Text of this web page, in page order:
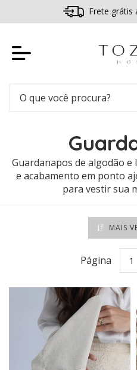
Cupom:
Guardanapos de algodão
e acabamento em ponto
para vestir sua
MAIS
Página